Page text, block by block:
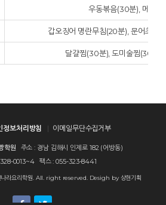
우동볶음(30분), 메밀
갑오징어 명란무침(20분), 문어초회
달걀찜(30분), 도미술찜(30분
정보처리방침 이메일무단수집거부
학원
주소 : 경남 김해시 인제로 182 (어방동)
0013~4 팩스 : 055-323-8441
라요리학원. All. right reserved. Desigh by 상현기획